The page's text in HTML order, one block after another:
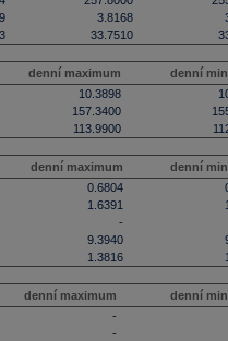
3.8168
33.7510
denní maximum
denní
10.3898
157.3400
113.9900
denní maximum
denní
0.6804
1.6391
-
9.3940
1.3816
denní maximum
denní
-
-